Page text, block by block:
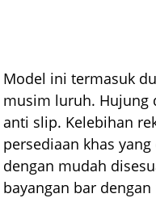
Model ini termasuk
musim luruh. Hujung
anti slip. Kelebihan
persediaan khas
dengan mudah
bayangan bar